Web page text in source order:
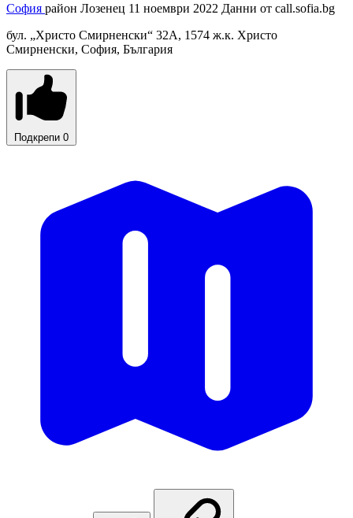
София район Лозенец 11 ноември 2022 Данни от call.sofia.bg
бул. „Христо Смирненски“ 32A, 1574 ж.к. Христо
Смирненски, София, България
Подкрепи 0